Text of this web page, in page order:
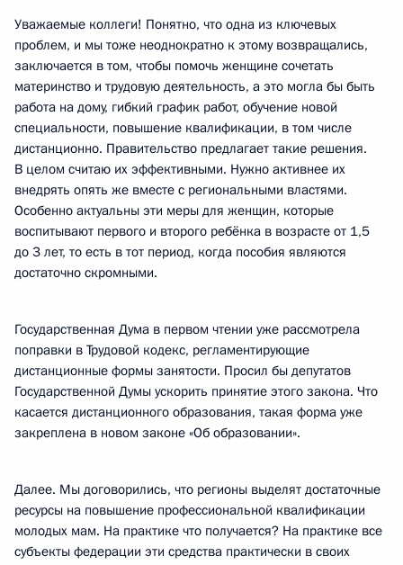
Уважаемые коллеги! Понятно, что одна из ключевых
проблем, и мы тоже неоднократно к этому возвращались,
заключается в том, чтобы помочь женщине сочетать
материнство и трудовую деятельность, а это могла бы быть
работа на дому, гибкий график работ, обучение новой
специальности, повышение квалификации, в том числе
дистанционно. Правительство предлагает такие решения.
В целом считаю их эффективными. Нужно активнее их
внедрять опять же вместе с региональными властями.
Особенно актуальны эти меры для женщин, которые
воспитывают первого и второго ребёнка в возрасте от 1,5
до 3 лет, то есть в тот период, когда пособия являются
достаточно скромными.
Государственная Дума в первом чтении уже рассмотрела
поправки в Трудовой кодекс, регламентирующие
дистанционные формы занятости. Просил бы депутатов
Государственной Думы ускорить принятие этого закона. Что
касается дистанционного образования, такая форма уже
закреплена в новом законе «Об образовании».
Далее. Мы договорились, что регионы выделят достаточные
ресурсы на повышение профессиональной квалификации
молодых мам. На практике что получается? На практике все
субъекты федерации эти средства практически в своих